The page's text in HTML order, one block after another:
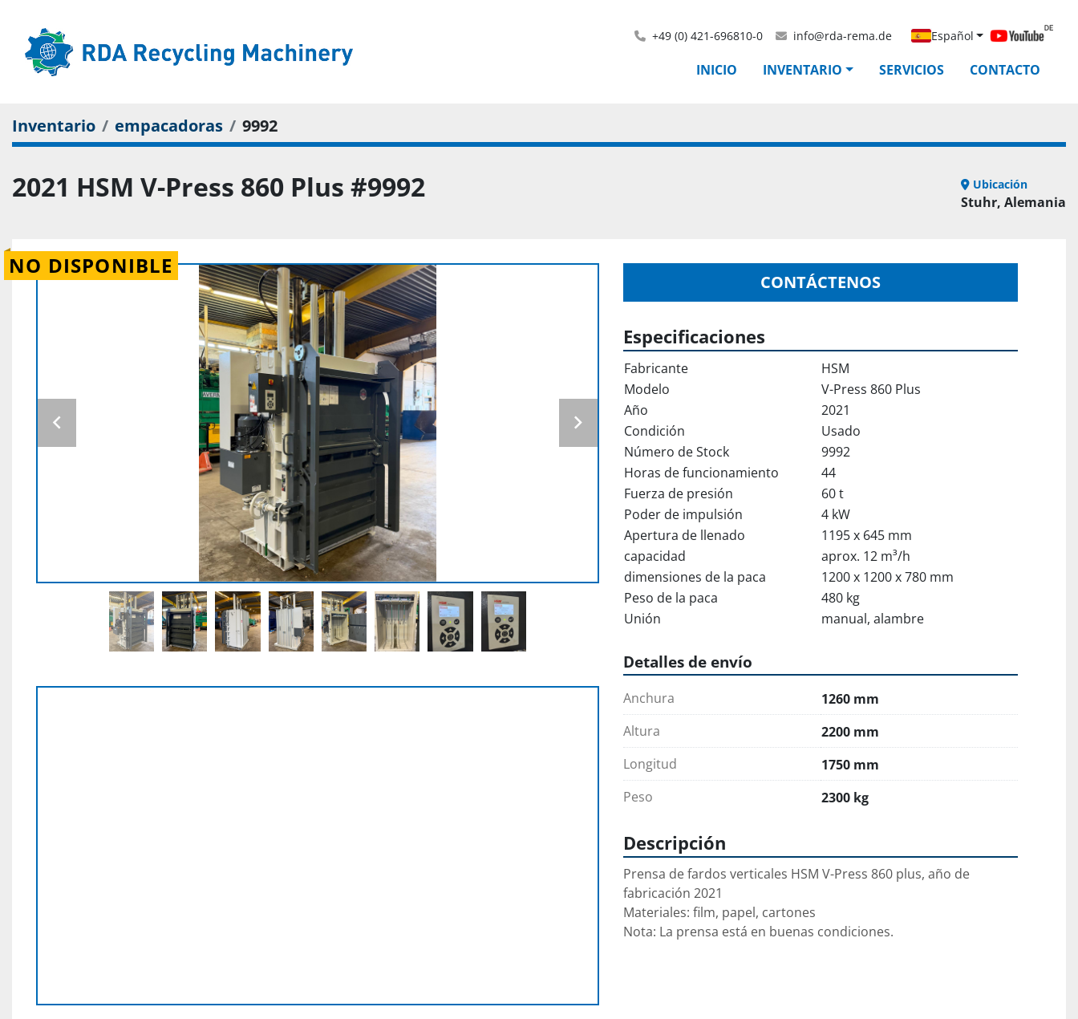
+49 (0) 421-696810-0 info@rda-rema.de Español
INICIO INVENTARIO SERVICIOS CONTACTO
Inventario empacadoras 9992
2021 HSM V-Press 860 Plus #9992 Ubicación
Stuhr, Alemania
NO DISPONIBLE
CONTÁCTENOS
Especificaciones
Fabricante
HSM
Modelo
V-Press 860 Plus
Año
2021
Condición
Usado
Número de Stock
9992
Horas de funcionamiento
44
Fuerza de presión
60 t
Poder de impulsión
4 kW
Apertura de llenado
1195 x 645 mm
capacidad
aprox. 12 m³/h
dimensiones de la paca
1200 x 1200 x 780 mm
Peso de la paca
480 kg
Unión
manual, alambre
Detalles de envío
Anchura
1260 mm
Altura
2200 mm
Longitud
1750 mm
Peso
2300 kg
Descripción
Prensa de fardos verticales HSM V-Press 860 plus, año de
fabricación 2021
Materiales: film, papel, cartones
Nota: La prensa está en buenas condiciones.